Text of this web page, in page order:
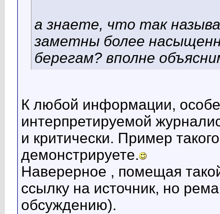
а знаете, что так
заметны более
берегам? вполне
К любой информации,
интерпретируемой
и критически. Пример
демонстрируете.
Наверерное , помещая
ссылку на источник, но
обсуждению).